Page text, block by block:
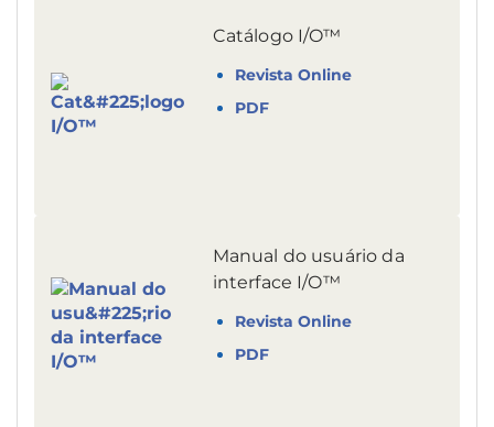
Catálogo I/O™
Revista Online
PDF
Manual do usuário da
interface I/O™
Revista Online
PDF